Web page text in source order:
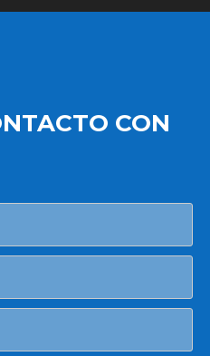
CON